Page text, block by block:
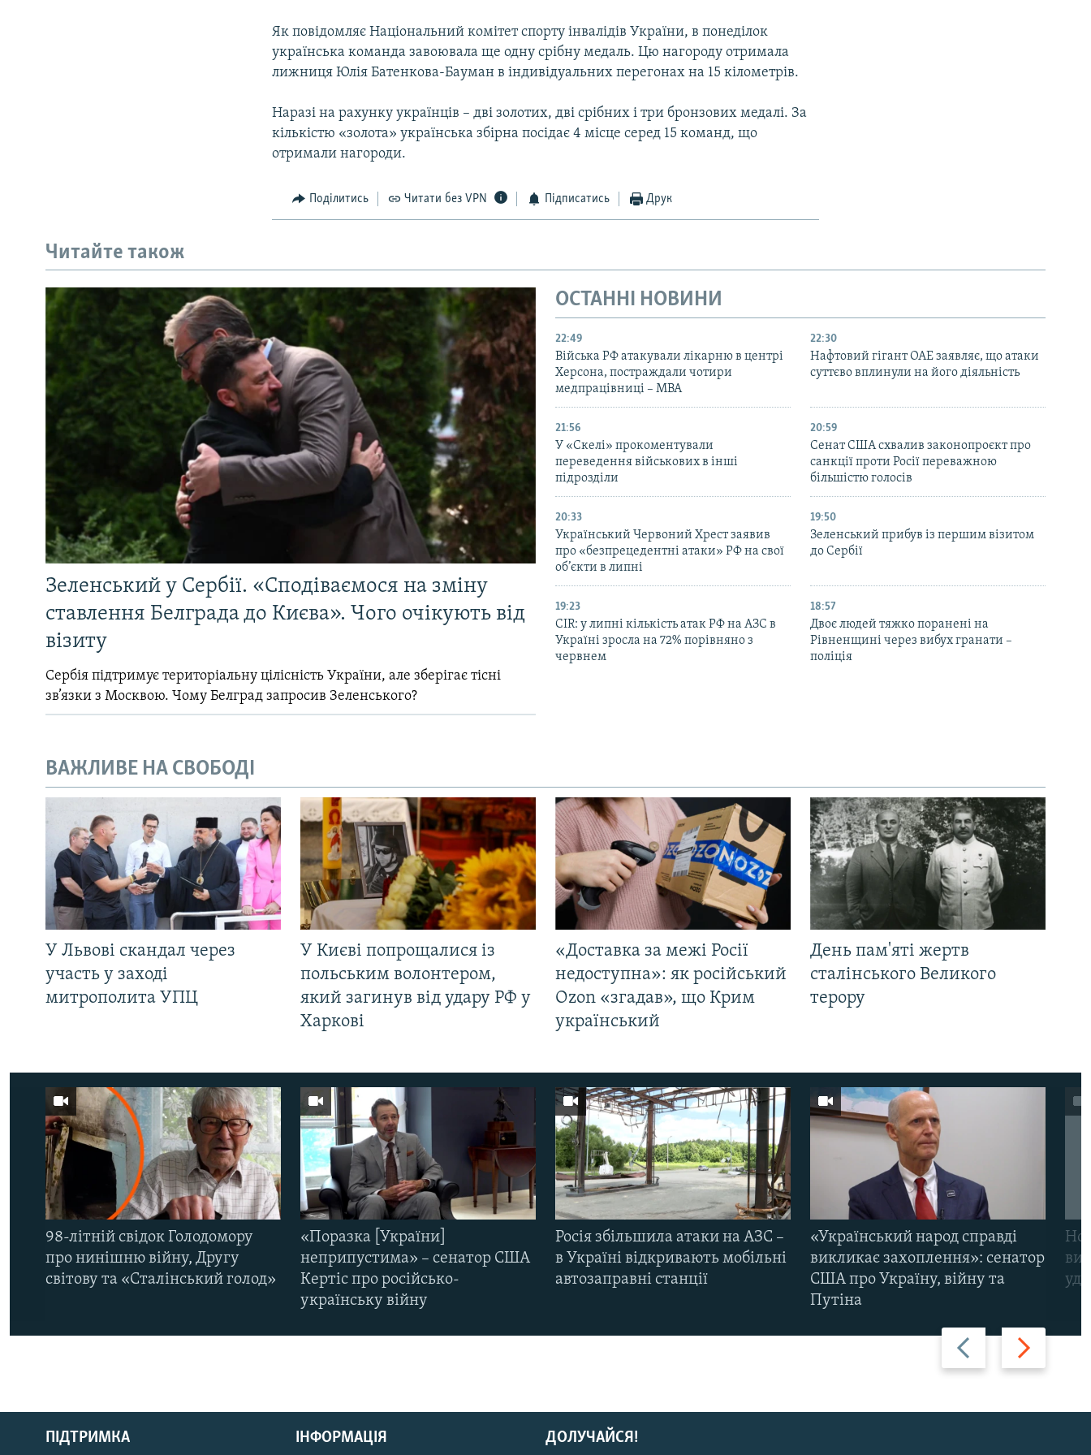
РУС
Як повiдомляє Нацiональний комiтет спорту iнвалiдiв України, в понедiлок
українська команда завоювала ще одну срiбну медаль. Цю нагороду отримала
лижниця Юлiя Батенкова-Бауман в iндивiдуальних перегонах на 15 кілометрів.
Наразi на рахунку українцiв – двi золотих, двi срiбних i три бронзових медалі. За
кiлькiстю «золота» українська збiрна посiдає 4 мiсце серед 15 команд, що
отримали нагороди.
Поділитись Читати без VPN Підписатись Друк
Читайте також
Зеленський у Сербії. «Сподіваємося на зміну
ставлення Белграда до Києва». Чого очікують від
візиту
Сербія підтримує територіальну цілісність України, але зберігає тісні
зв’язки з Москвою. Чому Белград запросив Зеленського?
ОСТАННІ НОВИНИ
22:49
Війська РФ атакували лікарню в центрі
Херсона, постраждали чотири
медпрацівниці – МВА
22:30
Нафтовий гігант ОАЕ заявляє, що атаки
суттєво вплинули на його діяльність
21:56
У «Скелі» прокоментували
переведення військових в інші
підрозділи
20:59
Cенат США схвалив законопроєкт про
санкції проти Росії переважною
більшістю голосів
20:33
Український Червоний Хрест заявив
про «безпрецедентні атаки» РФ на свої
об’єкти в липні
19:50
Зеленський прибув із першим візитом
до Сербії
19:23
CIR: у липні кількість атак РФ на АЗС в
Україні зросла на 72% порівняно з
червнем
18:57
Двоє людей тяжко поранені на
Рівненщині через вибух гранати –
поліція
ВАЖЛИВЕ НА СВОБОДІ
У Львові скандал через
участь у заході
митрополита УПЦ
У Києві попрощалися із
польським волонтером,
який загинув від удару РФ у
Харкові
«Доставка за межі Росії
недоступна»: як російський
Ozon «згадав», що Крим
український
День пам'яті жертв
сталінського Великого
терору
Назад Вперед
98-літній свідок Голодомору
про нинішню війну, Другу
світову та «Сталінський голод»
«Поразка [України]
неприпустима» – сенатор США
Кертіс про російсько-
українську війну
Росія збільшила атаки на АЗС –
в Україні відкривають мобільні
автозаправні станції
«Український народ справді
викликає захоплення»: сенатор
США про Україну, війну та
Путіна
ДОЛУЧАЙСЯ!
ПІДТРИМКА ІНФОРМАЦІЯ